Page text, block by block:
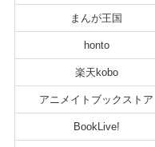
まんが王国
honto
楽天kobo
アニメイトブックストア
BookLive!